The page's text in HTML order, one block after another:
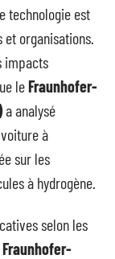
technologie est
organisations.
impacts
leFraunhofer-
a analysé
à
sur les
à hydrogène.
selon les
Fraunhofer-